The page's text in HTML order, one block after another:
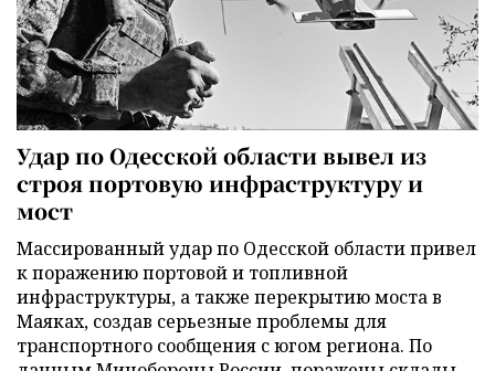
Удар по Одесской области вывел из
строя портовую инфраструктуру и
мост
Массированный удар по Одесской области привел
к поражению портовой и топливной
инфраструктуры, а также перекрытию моста в
Маяках, создав серьезные проблемы для
транспортного сообщения с югом региона. По